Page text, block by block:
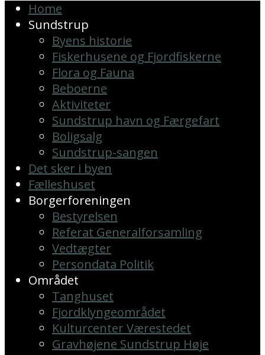
Home
Sundstrup
Byens historie
Fiskerhusene og Fjordfiskerne
Flora og Fauna
Beboerne
Aktiviteter
Sundstrup havn og Færgefart
Boligsalg
Sundstrup-sangen
Det sker i byen
Fælleshuset
Borgerforeningen
Bestyrelsen
Referat Generalforsamling
Vedtægter
Persondata Politik
Området
Tanghuset
Fjordklyngeområdet
Kulturcenter Værestedet
Gravhøjene Sundstrup Høje